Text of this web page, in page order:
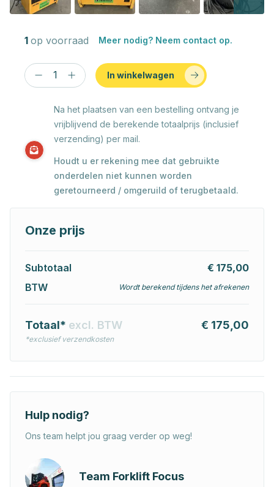
1 op voorraad Meer nodig? Neem contact op.
In winkelwagen
Na het plaatsen van een bestelling ontvang je
vrijblijvend de berekende totaalprijs (inclusief
verzending) per mail.
Houdt u er rekening mee dat gebruikte
onderdelen niet kunnen worden
geretourneerd / omgeruild of terugbetaald.
Onze prijs
Subtotaal
€ 175,00
BTW
Wordt berekend tijdens het afrekenen
Totaal* excl. BTW
*exclusief verzendkosten
€ 175,00
Hulp nodig?
Ons team helpt jou graag verder op weg!
Team Forklift Focus